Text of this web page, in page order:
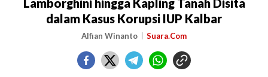
Lamborghini hingga Kapling Tanah Disita
dalam Kasus Korupsi IUP Kalbar
Alfian Winanto Suara.Com